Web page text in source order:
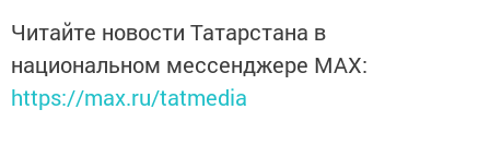
Читайте новости Татарстана в
национальном мессенджере MАХ:
https://max.ru/tatmedia